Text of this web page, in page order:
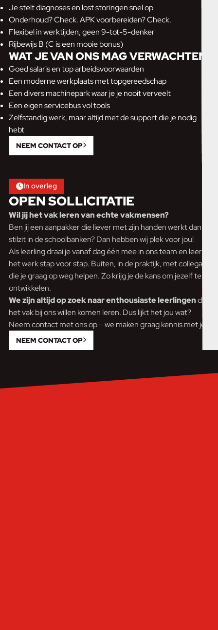
Je stelt diagnoses en lost storingen snel op
Onderhoud? Check. APK voorbereiden? Check.
Flexibel in werktijden, geen 9-tot-5-denker
Rijbewijs B (C is een mooie bonus)
WAT JE VAN ONS MAG VERWACHTEN
Goed salaris en top arbeidsvoorwaarden
Een moderne werkplaats met topgereedschap
Een divers machinepark waar je je nooit verveelt
Een eigen servicebus vol tools
Zelfstandig werk, maar altijd met de support die je nodig
hebt
NEEM CONTACT OP
In overleg
OPEN SOLLICITATIE
Wil jij het vak leren van echte vakmensen?
Ben jij een aanpakker die liever met zijn handen werkt dan
stilzit in de schoolbanken? Dan hebben wij plek voor jou!
Als leerling draai je vanaf dag één mee in ons team en leer je
het werk stap voor stap. Buiten, in de praktijk, met collega’s
die je graag op weg helpen. Zo krijg je de kans om jezelf te
ontwikkelen.
We zijn altijd op zoek naar enthousiaste leerlingendie
het vak bij ons willen komen leren. Dus lijkt het jou wat?
Neem contact met ons op – we maken graag kennis met je!
NEEM CONTACT OP